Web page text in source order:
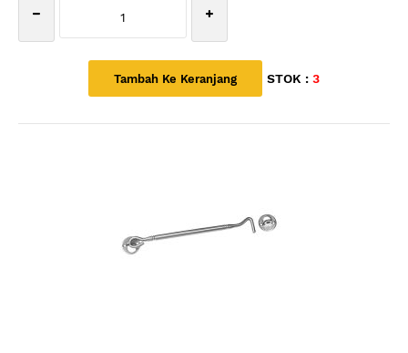
STOK : 3